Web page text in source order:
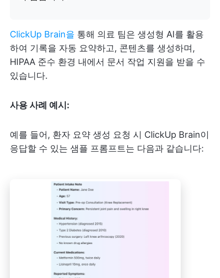
ClickUp Brain을 통해 의료 팀은 생성형 AI를 활용
하여 기록을 자동 요약하고, 콘텐츠를 생성하며,
HIPAA 준수 환경 내에서 문서 작업 지원을 받을 수
있습니다.
사용 사례 예시:
예를 들어, 환자 요약 생성 요청 시 ClickUp Brain이
응답할 수 있는 샘플 프롬프트는 다음과 같습니다: